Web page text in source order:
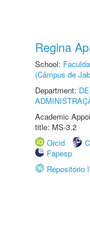
Regina
School:
(Câmpus de
Department:
Academic
title: MS-3.2
Orcid
Fapesp
Repositório